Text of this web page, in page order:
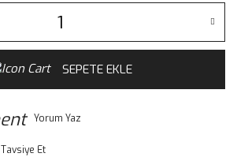
SEPETE EKLE
Yorum Yaz
Tavsiye Et